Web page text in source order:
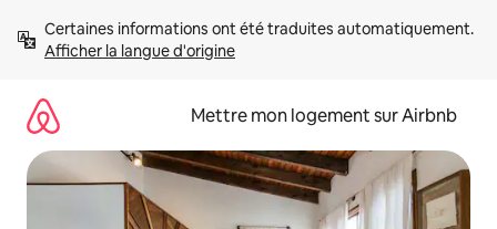
directement
Afficher la langue d'origine
Mettre mon logement sur Airbnb